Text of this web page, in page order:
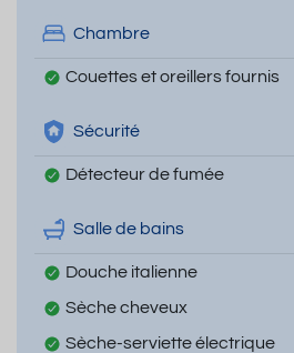
Chambre
Couettes et oreillers fournis
Sécurité
Détecteur de fumée
Salle de bains
Douche italienne
Sèche cheveux
Sèche-serviette électrique